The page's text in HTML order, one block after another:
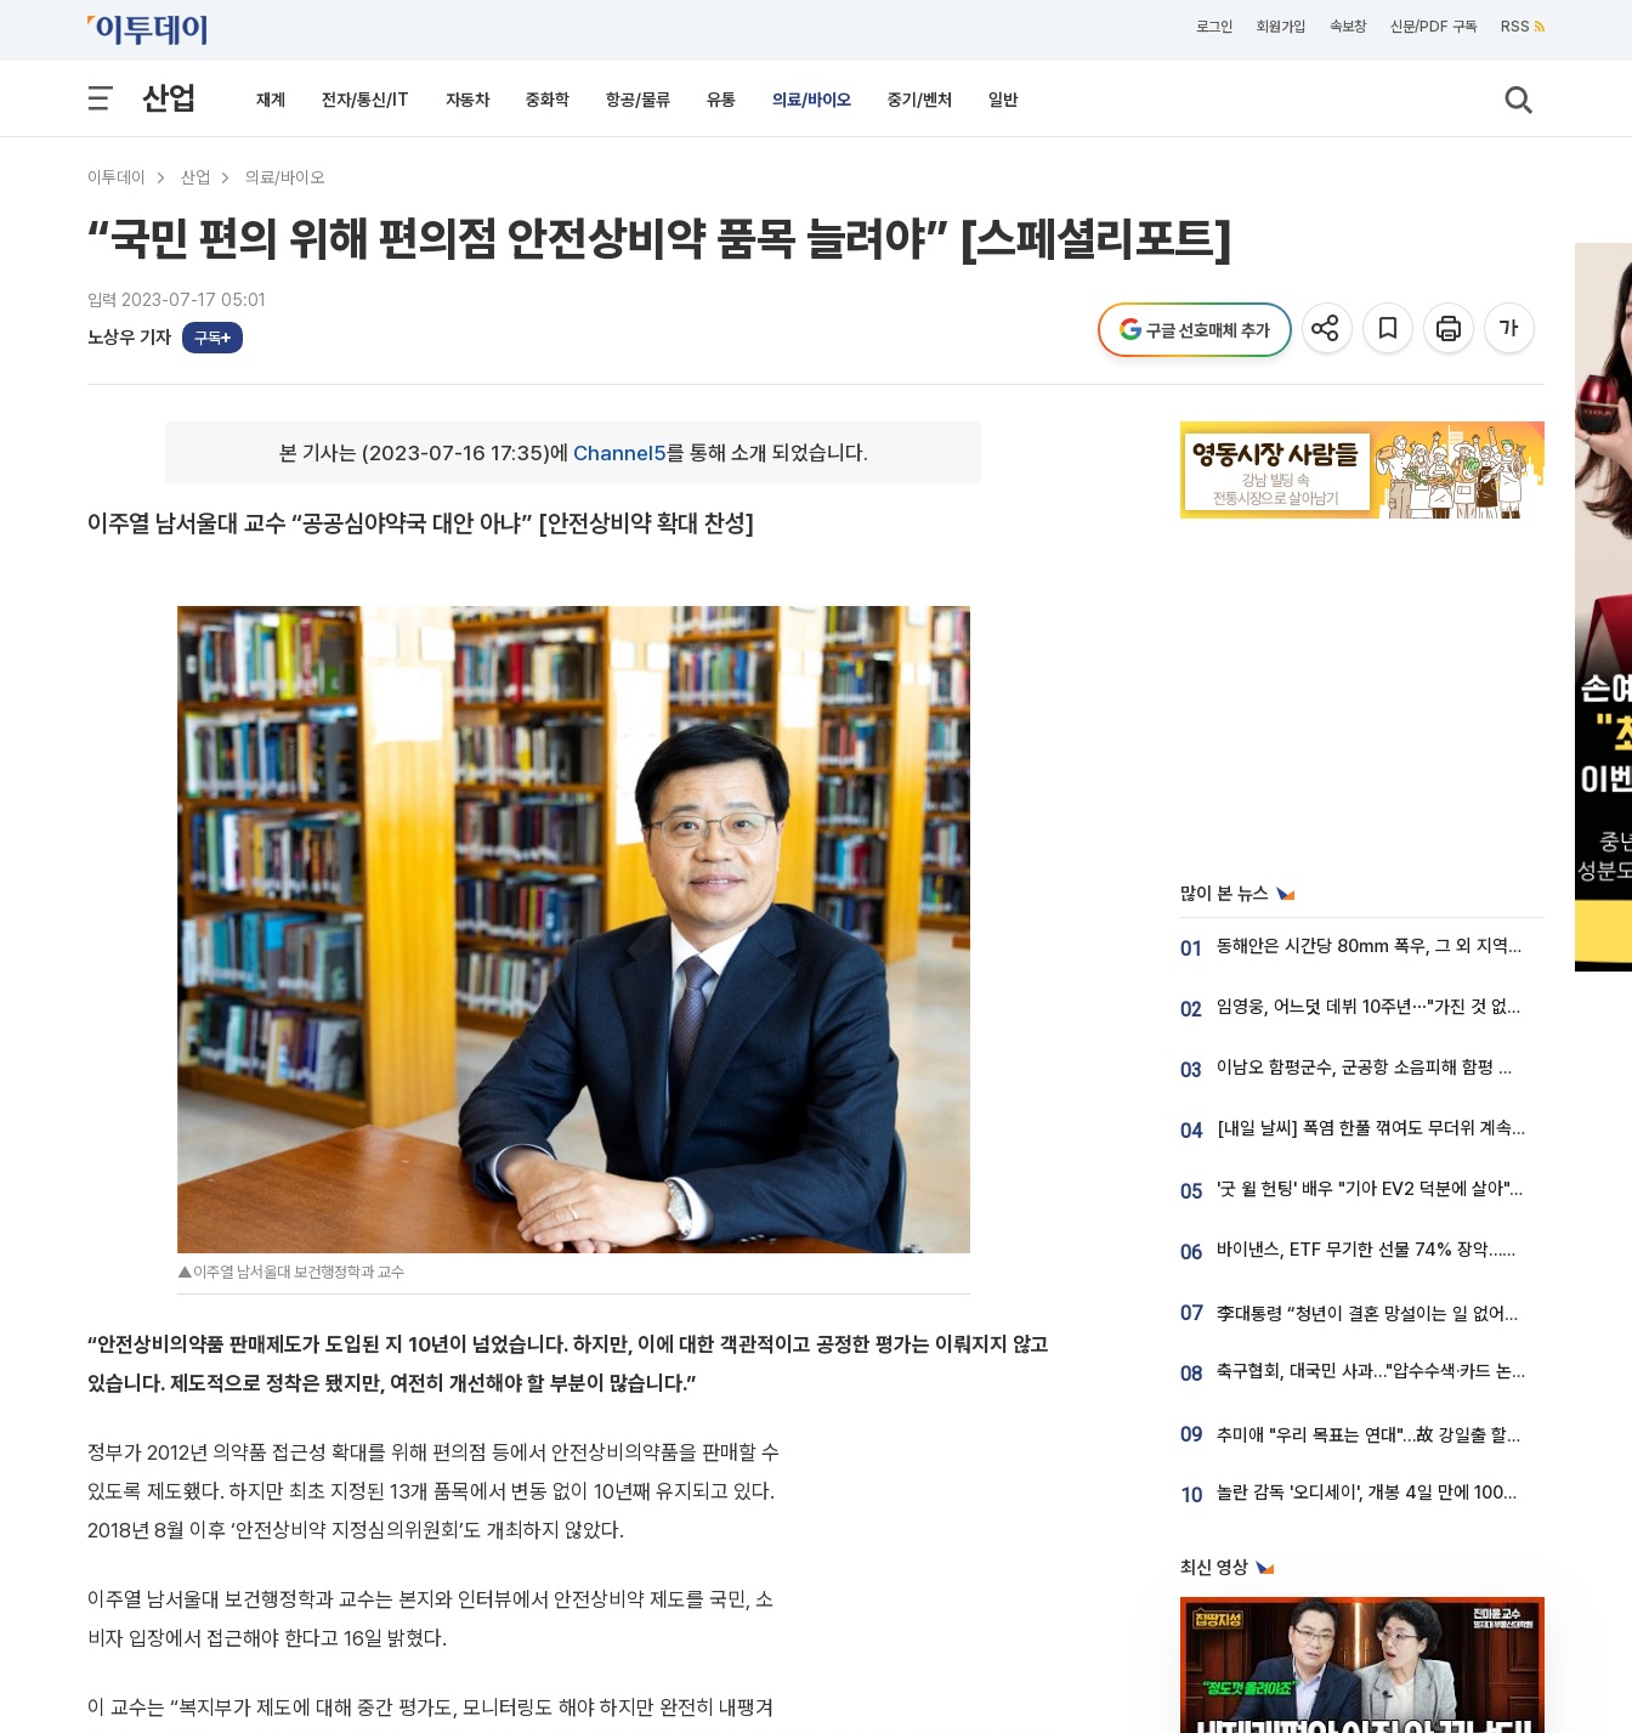
로그인 회원가입 속보창 신문/PDF 구독 RSS
산업 재계 전자/통신/IT 자동차 중화학 항공/물류 유통 의료/바이오 중기/벤처 일반
이투데이 산업 의료/바이오
“국민 편의 위해 편의점 안전상비약 품목 늘려야” [스페셜리포트]
입력 2023-07-17 05:01
노상우 기자 구독 구글 선호매체 추가
본 기사는 (2023-07-16 17:35)에 Channel5를 통해 소개 되었습니다.
이주열 남서울대 교수 “공공심야약국 대안 아냐” [안전상비약 확대 찬성]
▲이주열 남서울대 보건행정학과 교수
“안전상비의약품 판매제도가 도입된 지 10년이 넘었습니다. 하지만, 이에 대한 객관적이고 공정한 평가는 이뤄지지 않고
있습니다. 제도적으로 정착은 됐지만, 여전히 개선해야 할 부분이 많습니다.”
정부가 2012년 의약품 접근성 확대를 위해 편의점 등에서 안전상비의약품을 판매할 수
있도록 제도횄다. 하지만 최초 지정된 13개 품목에서 변동 없이 10년째 유지되고 있다.
2018년 8월 이후 ‘안전상비약 지정심의위원회’도 개최하지 않았다.
이주열 남서울대 보건행정학과 교수는 본지와 인터뷰에서 안전상비약 제도를 국민, 소
비자 입장에서 접근해야 한다고 16일 밝혔다.
이 교수는 “복지부가 제도에 대해 중간 평가도, 모니터링도 해야 하지만 완전히 내팽겨
많이 본 뉴스
01 동해안은 시간당 80㎜ 폭우, 그 외 지역은 폭염…‘극과 극 날씨’
02 임영웅, 어느덧 데뷔 10주년⋯"가진 것 없던 시절, 내 앞엔 20명의 팬뿐"
03 이남오 함평군수, 군공항 소음피해 함평 보상 요구
04 [내일 날씨] 폭염 한풀 꺾여도 무더위 계속⋯동해안 이틀 연속 비
05 '굿 윌 헌팅' 배우 "기아 EV2 덕분에 살아"…교통사고 후 안전성 극찬
06 바이낸스, ETF 무기한 선물 74% 장악…한국 레버리지 ETF 거래 급증 [e가상자산]
07 李대통령 “청년이 결혼 망설이는 일 없어야...제도상 불이익 조사”
08 축구협회, 대국민 사과…"압수수색·카드 논란 사죄, 강도 높은 쇄신"
09 추미애 "우리 목표는 연대"…故 강일출 할머니 흉상 제막
10 놀란 감독 '오디세이', 개봉 4일 만에 100만 돌파⋯'왕사남' 보다 빠르다
최신 영상